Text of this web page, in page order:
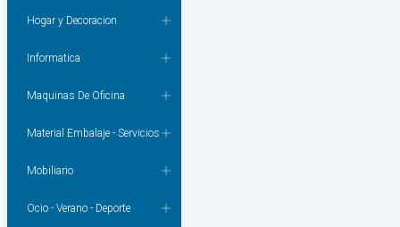
Hogar y Decoracion
Informatica
Maquinas De Oficina
Material Embalaje - Servicios
Mobiliario
Ocio - Verano - Deporte